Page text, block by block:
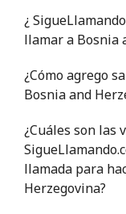
¿
llamar a Bosnia
¿Cómo agrego
Bosnia and
¿Cuáles son las
llamada para
Herzegovina?